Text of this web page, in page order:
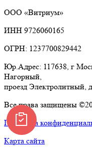
ООО «Витриум»
ИНН 9726060165
ОГРН: 1237700829442
Юр.Адрес: 117638, г
Нагорный,
проезд Электролитный,
Все права защищены
Политика
Карта сайта